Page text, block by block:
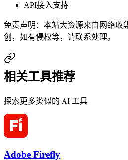
API接入支持
免责声明：本站大资源来自网络收
创，如有侵权等，请联系处理。
相关工具推荐
探索更多类似的 AI 工具
Adobe Firefly